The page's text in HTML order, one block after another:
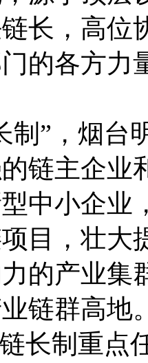
长，高位
的各方力
制”，烟
链主企业
中小企业
目，壮大
的产业集
链群高地
长制重点